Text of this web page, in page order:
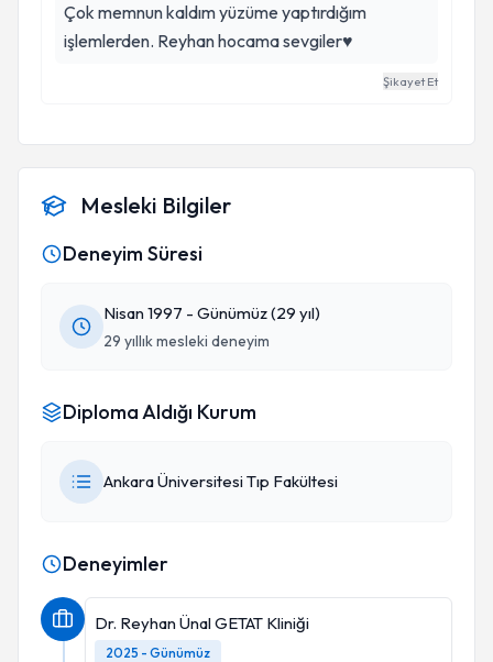
Çok memnun kaldım yüzüme yaptırdığım
işlemlerden. Reyhan hocama sevgiler♥️
Şikayet Et
Mesleki Bilgiler
Deneyim Süresi
Nisan 1997 - Günümüz (29 yıl)
29 yıllık mesleki deneyim
Diploma Aldığı Kurum
Ankara Üniversitesi Tıp Fakültesi
Deneyimler
Dr. Reyhan Ünal GETAT Kliniği
2025 - Günümüz